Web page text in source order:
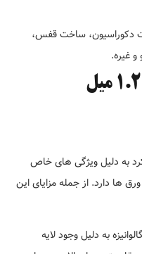
دکوراسیون، ساخت قفس،
غیره.
مزایای ورق گالوانیزه 1.25 میل
1.25 میل عرض1250 شهرکرد به دلیل ویژگی های خاص
ها دارد. از جمله مزایای این
به دلیل وجود لایه